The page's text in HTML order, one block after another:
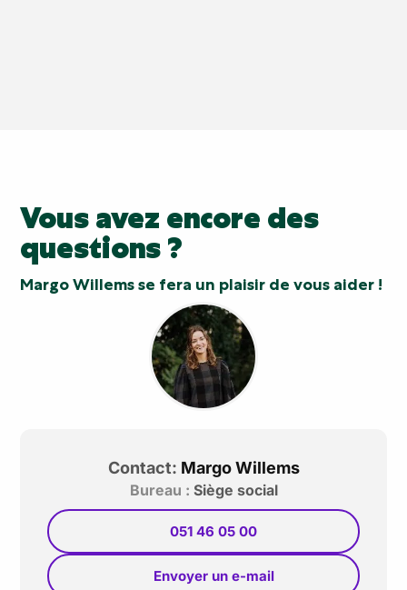
Vous avez encore des
questions ?
Margo Willems se fera un plaisir de vous aider !
Contact: Margo Willems
Bureau : Siège social
051 46 05 00
Envoyer un e-mail